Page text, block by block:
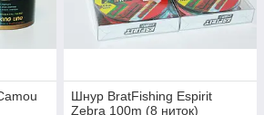
Шнур BratFishing Espirit
Zebra 100m (8 ниток)